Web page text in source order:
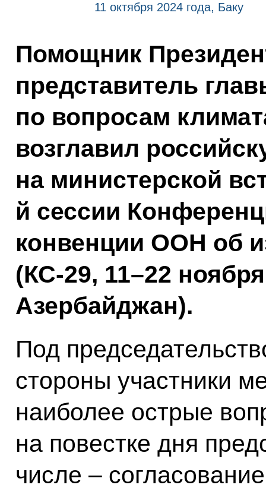
11 октября 2024 года, Баку
Помощник
представитель
по вопросам
возглавил
на министерской
й сессии
конвенции ООН об
(КС-29, 11–22
Азербайджан).
Под
стороны участники
наиболее острые
на повестке дня
числе –